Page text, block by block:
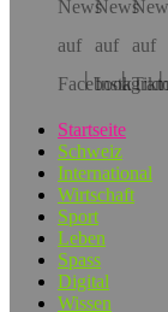
Startseite
Schweiz
International
Wirtschaft
Sport
Leben
Spass
Digital
Wissen